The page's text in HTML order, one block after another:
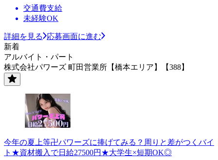
交通費支給
未経験OK
詳細を見る
応募画面に進む
新着
アルバイト・パート
株式会社パワーズ 町田営業所【橋本エリア】【388】
今年の夏上等卍パワーズに捧げてみる？周りと差がつくバイ
ト★資材搬入で日給27500円★大学生×短期OK◎